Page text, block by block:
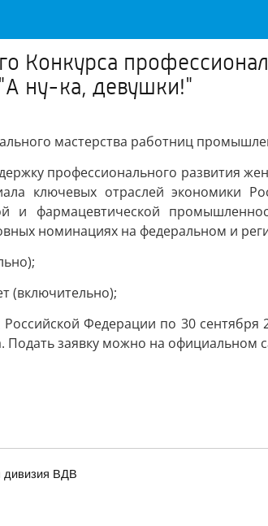
Конкурса
ну-ка, девушки!"
мастерства работниц
профессионального развития
ключевых отраслей экономики
и фармацевтической
номинациях на федеральном и
(включительно);
Федерации по 30
заявку можно на официальном
дивизия ВДВ